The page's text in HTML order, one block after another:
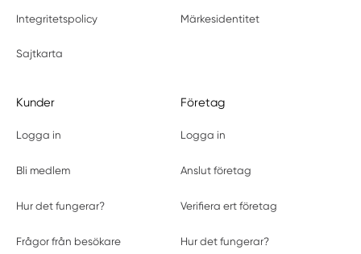
Integritetspolicy Märkesidentitet
Sajtkarta
Kunder
Logga in
Bli medlem
Hur det fungerar?
Frågor från besökare
Företag
Logga in
Anslut företag
Verifiera ert företag
Hur det fungerar?